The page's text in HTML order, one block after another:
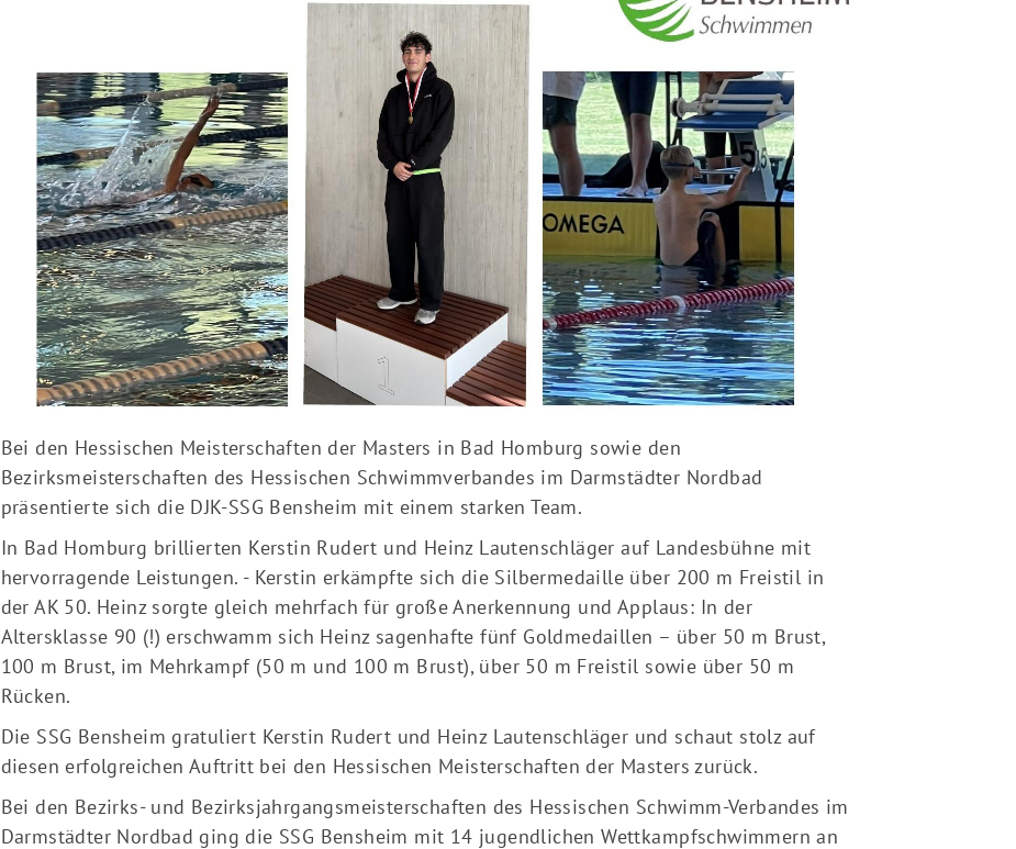
Bei den Hessischen Meisterschaften der Masters in Bad Homburg sowie den
Bezirksmeisterschaften des Hessischen Schwimmverbandes im Darmstädter Nordbad
präsentierte sich die DJK-SSG Bensheim mit einem starken Team.
In Bad Homburg brillierten Kerstin Rudert und Heinz Lautenschläger auf Landesbühne mit
hervorragende Leistungen. - Kerstin erkämpfte sich die Silbermedaille über 200 m Freistil in
der AK 50. Heinz sorgte gleich mehrfach für große Anerkennung und Applaus: In der
Altersklasse 90 (!) erschwamm sich Heinz sagenhafte fünf Goldmedaillen – über 50 m Brust,
100 m Brust, im Mehrkampf (50 m und 100 m Brust), über 50 m Freistil sowie über 50 m
Rücken.
Die SSG Bensheim gratuliert Kerstin Rudert und Heinz Lautenschläger und schaut stolz auf
diesen erfolgreichen Auftritt bei den Hessischen Meisterschaften der Masters zurück.
Bei den Bezirks- und Bezirksjahrgangsmeisterschaften des Hessischen Schwimm-Verbandes im
Darmstädter Nordbad ging die SSG Bensheim mit 14 jugendlichen Wettkampfschwimmern an
Mitglieder-Service
Alles zur Mitgliedschaft
Termine
Fragen & Antworten
Geschäftsstelle
DJK-SSG Bensheim e. V.
64625 Bensheim
+49 6251 984 284